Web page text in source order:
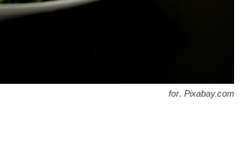
for. Pixabay.com